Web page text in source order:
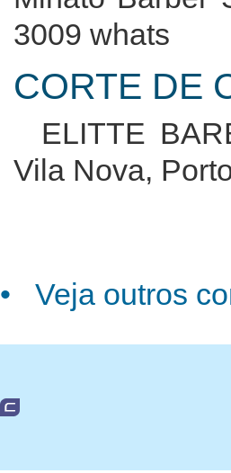
3009 whats
CORTE DE
ELITTE
Vila Nova,
• Veja outros